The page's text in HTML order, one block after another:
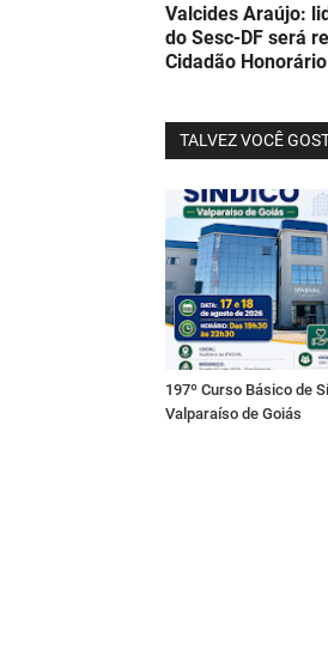
Valcides Araújo:
do Sesc-DF será
Cidadão
TALVEZ VOCÊ
197º Curso Básico de
Valparaíso de Goiás